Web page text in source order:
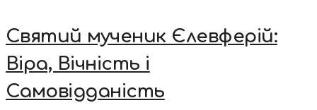
Святий мученик Єлевферій:
Віра, Вічність і
Самовідданість